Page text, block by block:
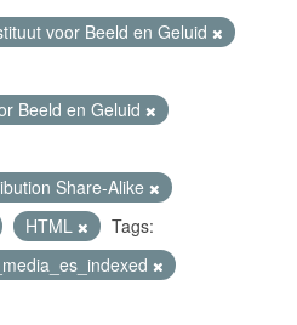
voor Beeld en Geluid
Beeld en Geluid
Share-Alike
HTML
Tags: